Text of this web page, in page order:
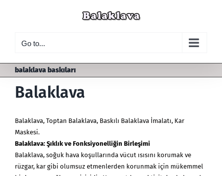
Go to...
balaklava baskıları
Balaklava
Balaklava, Toptan Balaklava, Baskılı Balaklava İmalatı, Kar
Maskesi.
Balaklava: Şıklık ve Fonksiyonelliğin Birleşimi
Balaklava, soğuk hava koşullarında vücut ısısını korumak ve
rüzgar, kar gibi olumsuz etmenlerden korunmak için mükemmel